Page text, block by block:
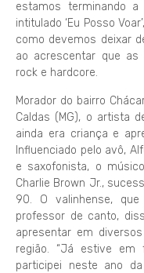
estamos terminando
intitulado ‘Eu Posso
como devemos deixar
ao acrescentar que
rock e hardcore.
Morador do bairro
Caldas (MG), o artista
ainda era criança e
Influenciado pelo avô,
e saxofonista, o
Charlie Brown Jr.,
90. O valinhense,
professor de canto,
apresentar em
região. “Já estive em
participei neste ano